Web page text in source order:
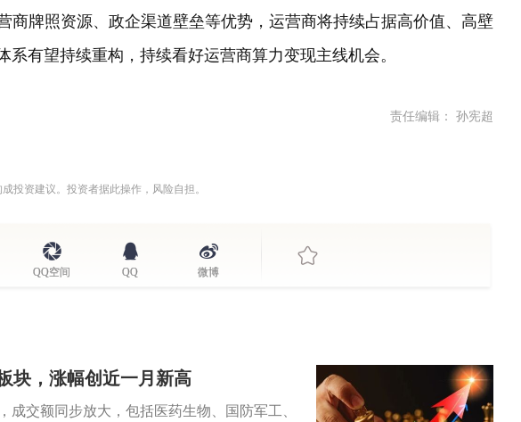
商牌照资源、政企渠道壁垒等优势，运营商将持续占据高价值、高壁
有望持续重构，持续看好运营商算力变现主线机会。
责任编辑： 孙宪超
投资建议。投资者据此操作，风险自担。
QQ空间 QQ 微博
块，涨幅创近一月新高
交额同步放大，包括医药生物、国防军工、